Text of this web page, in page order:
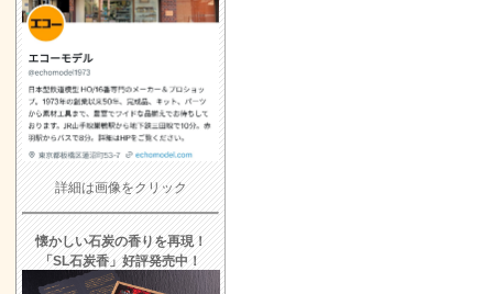
詳細は画像をクリック
懐かしい石炭の香りを再現！
「SL石炭香」好評発売中！